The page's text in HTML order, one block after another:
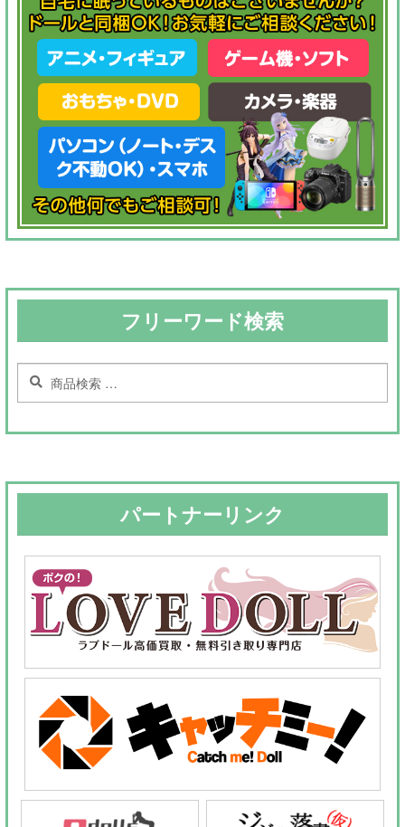
フリーワード検索
象:
パートナーリンク